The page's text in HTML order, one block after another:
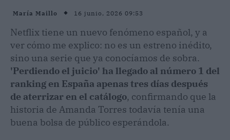
María Maillo 16 junio, 2026 09:53
Netflix tiene un nuevo fenómeno español, y a
ver cómo me explico: no es un estreno inédito,
sino una serie que ya conocíamos de sobra.
'Perdiendo el juicio' ha llegado al número 1 del
ranking en España apenas tres días después
de aterrizar en el catálogo, confirmando que la
historia de Amanda Torres todavía tenía una
buena bolsa de público esperándola.